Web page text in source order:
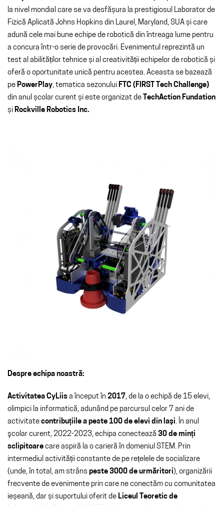
la nivel mondial care se va desfășura la prestigiosul Laborator de
Fizică Aplicată Johns Hopkins din Laurel, Maryland, SUA și care
adună cele mai bune echipe de robotică din întreaga lume pentru
a concura într-o serie de provocări. Evenimentul reprezintă un
test al abilităților tehnice și al creativității echipelor de robotică și
oferă o oportunitate unică pentru acestea. Aceasta se bazează
pe PowerPlay, tematica sezonului FTC (FIRST Tech Challenge)
din anul școlar curent și este organizat de TechAction Fundation
și Rockville Robotics Inc.
Despre echipa noastră:
Activitatea CyLiis a început în 2017, de la o echipă de 15 elevi,
olimpici la informatică, adunând pe parcursul celor 7 ani de
activitate contribuțiile a peste 100 de elevi din lași. În anul
şcolar curent, 2022-2023, echipa conectează 30 de minți
sclipitoare care aspiră la o carieră în domeniul STEM. Prin
intermediul activității constante de pe rețelele de socializare
(unde, în total, am strâns peste 3000 de urmăritori), organizării
frecvente de evenimente prin care ne conectăm cu comunitatea
ieșeană, dar și suportului oferit de Liceul Teoretic de